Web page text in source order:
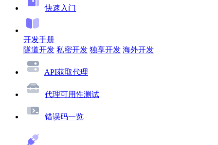
快速入门
开发手册
隧道开发 私密开发 独享开发 海外开发
API获取代理
代理可用性测试
错误码一览